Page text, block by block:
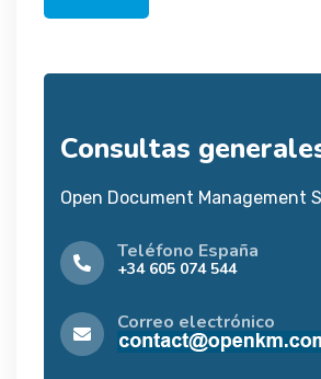
Consultas
Open Document Management
Teléfono España
+34 605 074 544
Correo electrónico